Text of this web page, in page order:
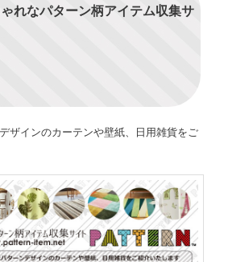
れなパターン柄アイテム収集サ
ザインのカーテンや壁紙、日用雑貨をご